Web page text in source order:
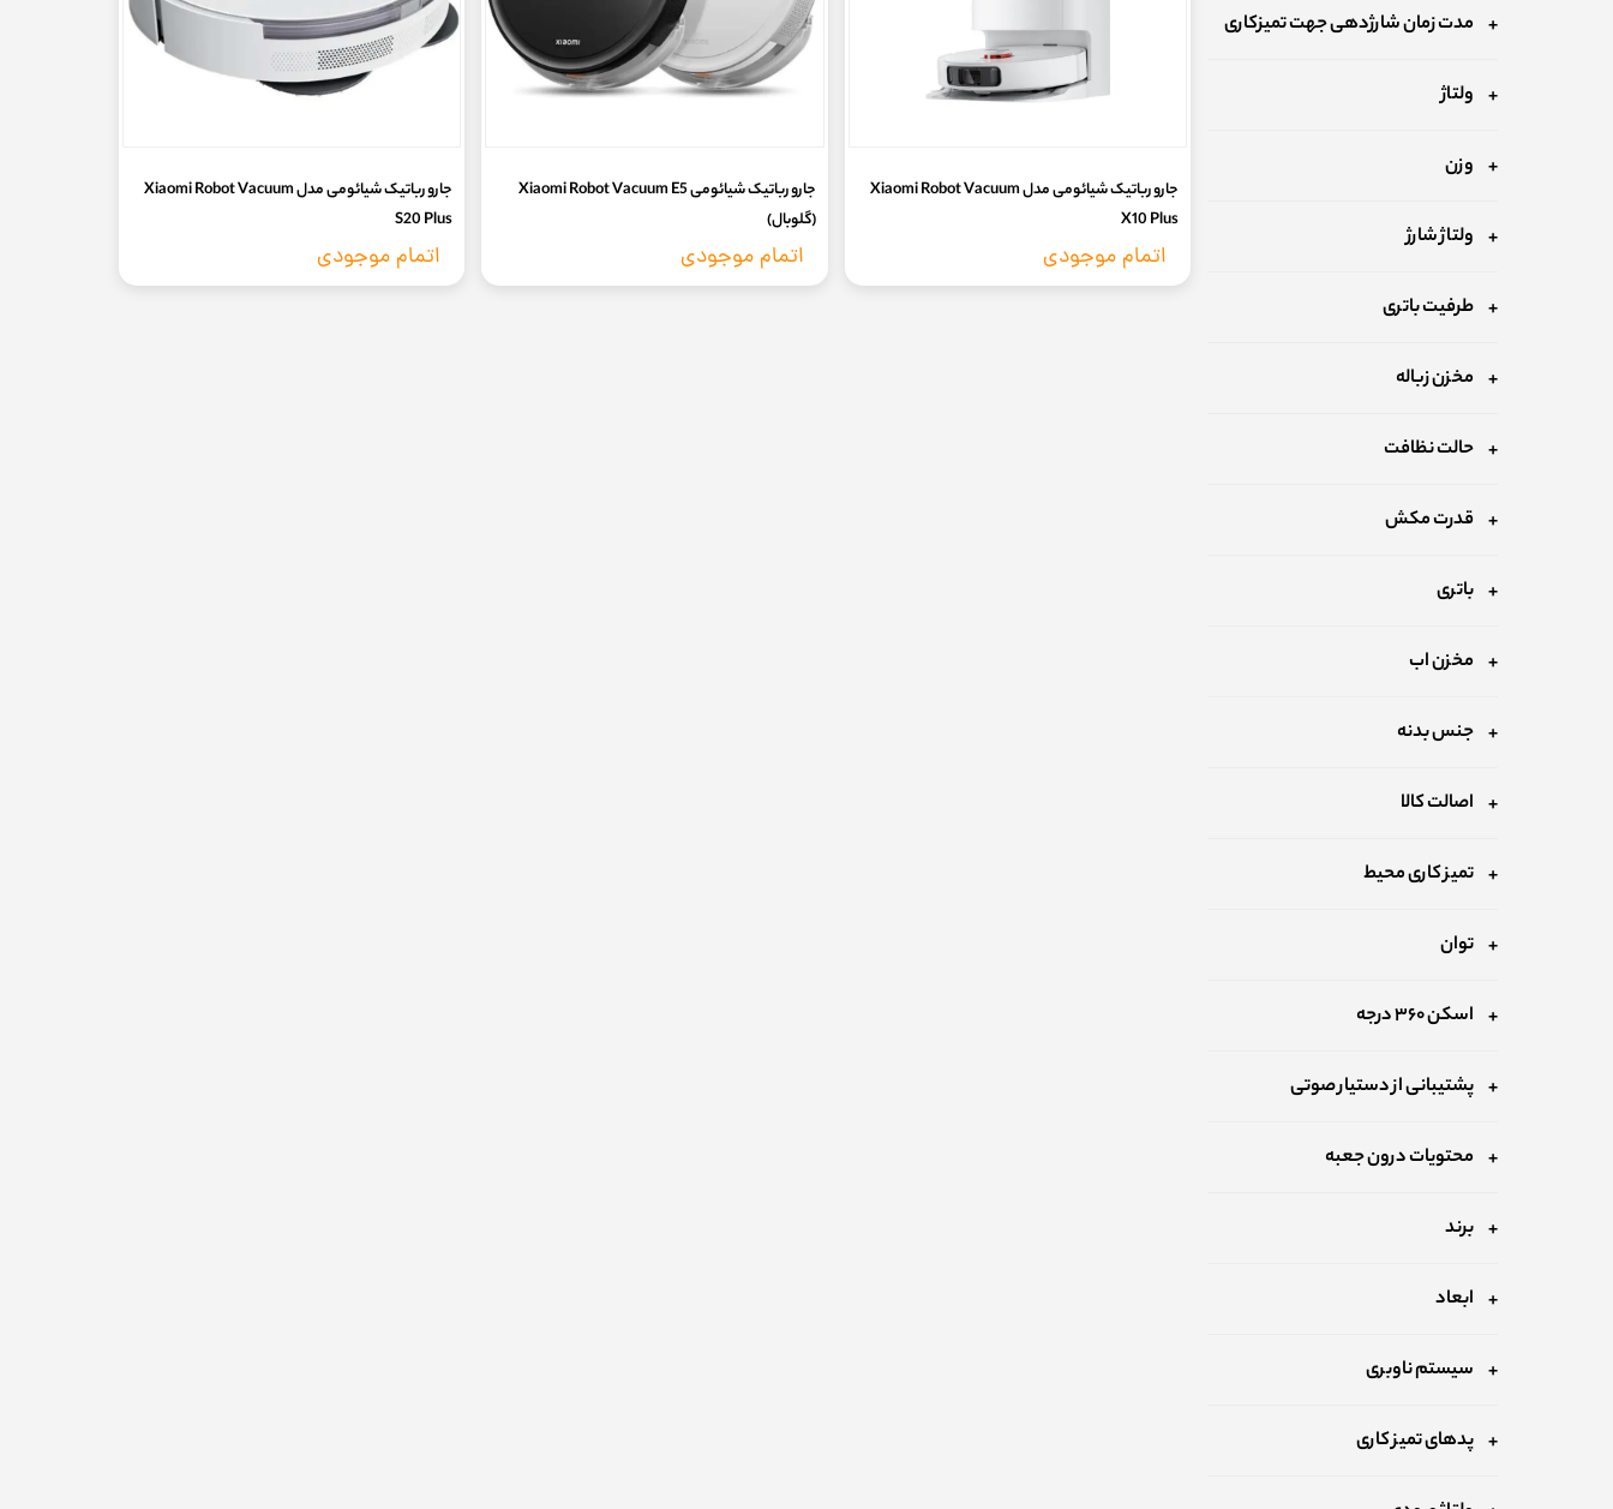
مدت زمان شارژدهی جهت تمیزکاری
ولتاژ
وزن
ولتاژ شارژ
طرفیت باتری
مخزن زباله
حالت نظافت
قدرت مکش
باتری
مخزن اب
جنس بدنه
اصالت کالا
تمیز کاری محیط
توان
اسکن ۳۶۰ درجه
پشتیبانی از دستیار صوتی
محتویات درون جعبه
برند
ابعاد
سیستم ناوبری
پدهای تمیز کاری
جارو رباتیک شیائومی مدل Xiaomi Robot Vacuum
X10 Plus
اتمام موجودی
جارو رباتیک شیائومی Xiaomi Robot Vacuum E5
(گلوبال)
اتمام موجودی
جارو رباتیک شیائومی مدل Xiaomi Robot Vacuum
S20 Plus
اتمام موجودی